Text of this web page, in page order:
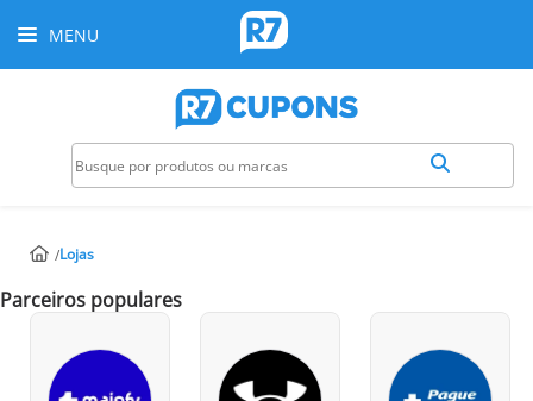
MENU
Lojas
Parceiros populares